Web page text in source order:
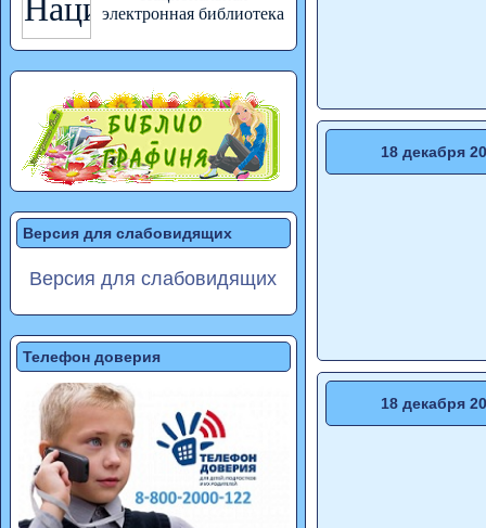
электронная библиотека
Версия для слабовидящих
Версия для слабовидящих
Телефон доверия
18 декабря
18 декабря